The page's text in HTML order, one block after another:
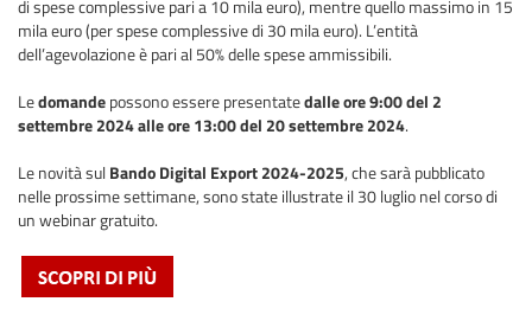
di spese complessive pari a 10 mila euro), mentre quello massimo in 15
mila euro (per spese complessive di 30 mila euro). L’entità
dell’agevolazione è pari al 50% delle spese ammissibili.
Ledomandepossono essere presentatedalle ore 9:00 del 2
settembre 2024 alle ore 13:00 del 20 settembre 2024.
Le novità sulBando Digital Export 2024-2025, che sarà pubblicato
nelle prossime settimane, sono state illustrate il 30 luglio nel corso di
un webinar gratuito.